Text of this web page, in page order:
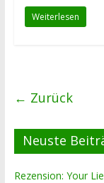
Weiterlesen
← Zurück
Neuste
Rezension: Your